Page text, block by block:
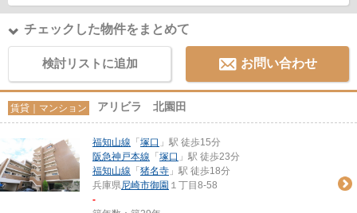
チェックした物件をまとめて
検討リストに追加 お問い合わせ
賃貸｜マンション アリビラ 北園田
福知山線 「 塚口 」駅 徒歩15分
阪急神戸本線 「 塚口 」駅 徒歩23分
福知山線 「 猪名寺 」駅 徒歩18分
兵庫県尼崎市御園 １丁目8-58
-